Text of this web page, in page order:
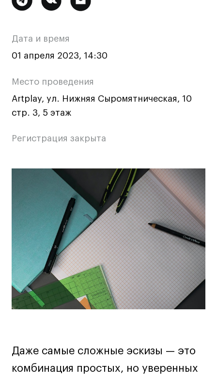
Ювелирный дизайн
Фотография и видео
Промышленный и предметный дизайн
Бизнес и маркетинг
Подготовительные курсы и творческое
ИЗО и Керамика
Онлайн-программы
Дизайн интерьера
Дизайн одежды
Стайлинг
Современная живопись
UX/UI-дизайн
Маркетинг
Все программы
Маркетинг
о
мероприятии
Дата и время
01 апреля 2023, 14:30
Место проведения
Artplay, ул. Нижняя Сыромятническая, 10
стр. 3, 5 этаж
Регистрация закрыта
Основная
информация
мероприятии
Даже самые сложные эскизы — это
комбинация простых, но уверенных